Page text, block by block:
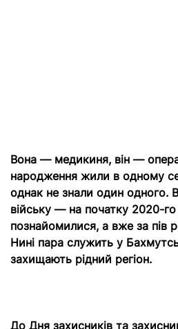
Вона — медикиня, він —
народження жили в одному
однак не знали один одного.
війську — на початку 2020-
познайомилися, а вже за
Нині пара служить у
захищають рідний регіон.
До Дня захисників та